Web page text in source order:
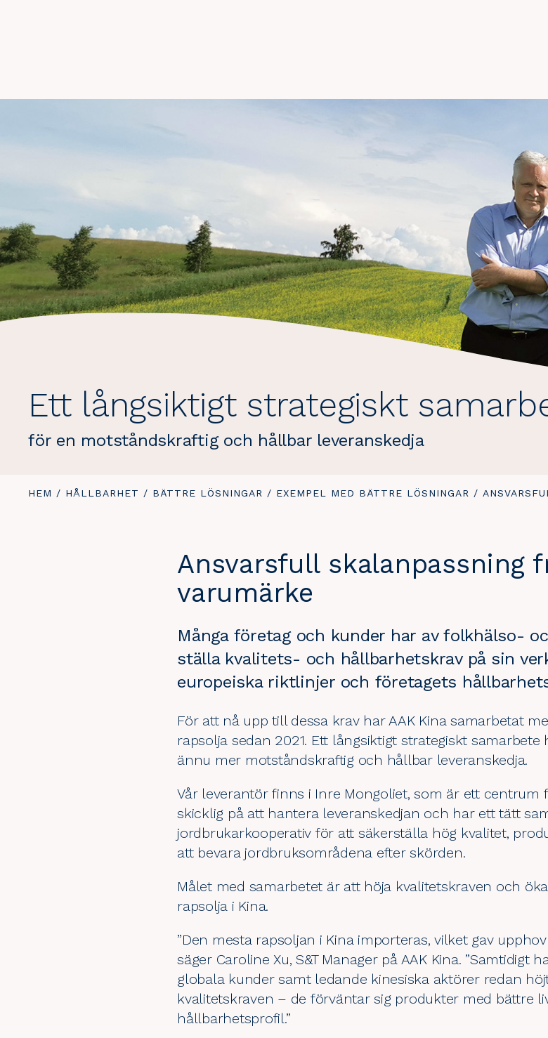
Ett långsiktigt strategiskt
för en motståndskraftig och hållbar leveranskedja
DU
HEM / HÅLLBARHET / BÄTTRE LÖSNINGAR / EXEMPEL MED BÄTTRE LÖSNINGAR / DU
Ansvarsfull skalanpassning
varumärke
Många företag och kunder har av folkhälso-
ställa kvalitets- och hållbarhetskrav på sin
europeiska riktlinjer och företagets
För att nå upp till dessa krav har AAK Kina samarbetat
rapsolja sedan 2021. Ett långsiktigt strategiskt
ännu mer motståndskraftig och hållbar leveranskedja.
Vår leverantör finns i Inre Mongoliet, som är ett centrum
skicklig på att hantera leveranskedjan och har ett tätt
jordbrukarkooperativ för att säkerställa hög kvalitet,
att bevara jordbruksområdena efter skörden.
Målet med samarbetet är att höja kvalitetskraven och
rapsolja i Kina.
”Den mesta rapsoljan i Kina importeras, vilket gav
säger Caroline Xu, S&T Manager på AAK Kina. ”Samtidigt
globala kunder samt ledande kinesiska aktörer redan
kvalitetskraven – de förväntar sig produkter med bättre
hållbarhetsprofil.”